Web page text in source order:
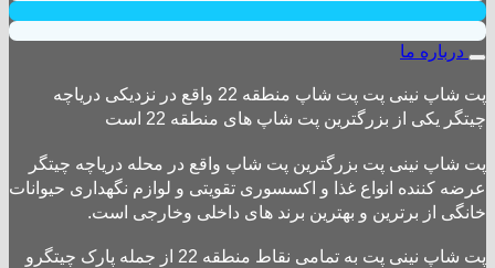
درباره ما
پت شاپ نینی پت پت شاپ منطقه 22 واقع در نزدیکی دریاچه
چیتگر یکی از بزرگترین پت شاپ های منطقه 22 است
پت شاپ نینی پت بزرگترین پت شاپ واقع در محله دریاچه چیتگر
عرضه کننده انواع غذا و اکسسوری تقویتی و لوازم نگهداری حیوانات
خانگی از برترین و بهترین برند های داخلی وخارجی است.
پت شاپ نینی پت به تمامی نقاط منطقه 22 از جمله پارک چیتگرو